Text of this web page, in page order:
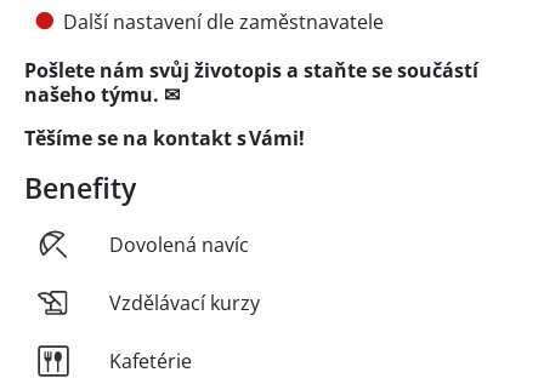
Další nastavení dle zaměstnavatele
Pošlete nám svůj životopis a staňte se součástí
našeho týmu. ✉
Těšíme se na kontakt s Vámi!
Benefity
Dovolená navíc
Vzdělávací kurzy
Kafetérie